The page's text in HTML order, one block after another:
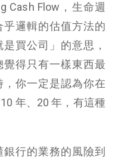
Cash Flow，生命週
邏輯的估值方法的
買公司」的意思，
得只有一樣東西最
你一定是認為你在
年、20 年，有這種
行的業務的風險到